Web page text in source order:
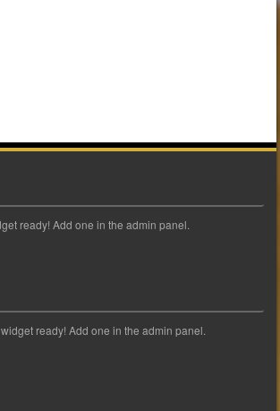
ready! Add one in the admin panel.
ready! Add one in the admin panel.